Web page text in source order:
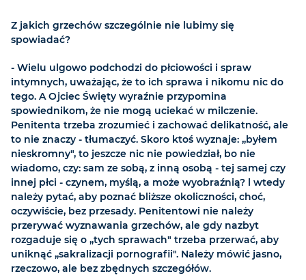
Z jakich grzechów szczególnie nie lubimy się
spowiadać?
- Wielu ulgowo podchodzi do płciowości i spraw
intymnych, uważając, że to ich sprawa i nikomu nic do
tego. A Ojciec Święty wyraźnie przypomina
spowiednikom, że nie mogą uciekać w milczenie.
Penitenta trzeba zrozumieć i zachować delikatność, ale
to nie znaczy - tłumaczyć. Skoro ktoś wyznaje: „byłem
nieskromny", to jeszcze nic nie powiedział, bo nie
wiadomo, czy: sam ze sobą, z inną osobą - tej samej czy
innej płci - czynem, myślą, a może wyobraźnią? l wtedy
należy pytać, aby poznać bliższe okoliczności, choć,
oczywiście, bez przesady. Penitentowi nie należy
przerywać wyznawania grzechów, ale gdy nazbyt
rozgaduje się o „tych sprawach" trzeba przerwać, aby
uniknąć „sakralizacji pornografii". Należy mówić jasno,
rzeczowo, ale bez zbędnych szczegółów.